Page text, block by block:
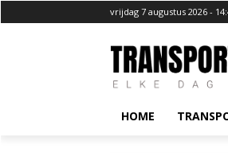
vrijdag 7 augustus 2026 -
HOME